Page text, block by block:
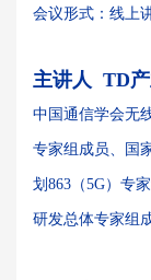
会议形式：线上
主讲人 TD
中国通信学会无
专家组成员、国
划863（5G）专
研发总体专家组